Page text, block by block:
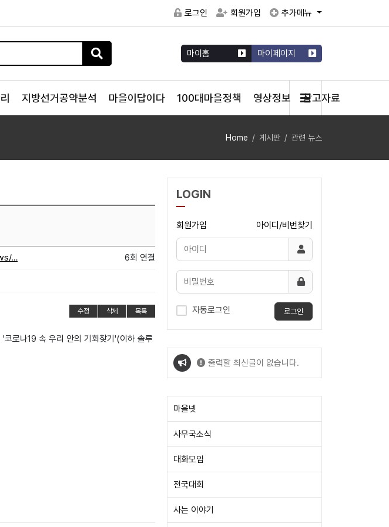
로그인 회원가입 추가메뉴
마이홈 마이페이지
지방선거공약분석 마을이답이다 100대마을정책 영상정보 참고자료
Home 게시판 관련 뉴스
… 6회 연결
수정 삭제 목록
'코로나19 속 우리 안의 기회찾기'(이하 솔루
LOGIN
회원가입 아이디/비번찾기
자동로그인 로그인
출력할 최신글이 없습니다.
마을넷
사무국소식
대화모임
전국대회
사는 이야기